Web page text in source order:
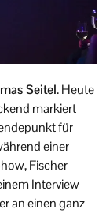
Seitel. Heute
markiert
für
einer
Fischer
Interview
an einen ganz